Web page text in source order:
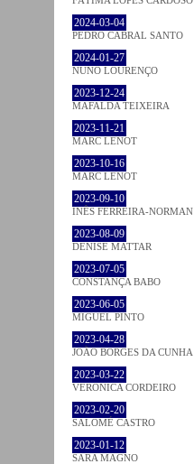
2024-03-04
PEDRO CABRAL SANTO
2024-01-27
NUNO LOURENÇO
2023-12-24
MAFALDA TEIXEIRA
2023-11-21
MARC LENOT
2023-10-16
MARC LENOT
2023-09-10
INÊS FERREIRA-NORMAN
2023-08-09
DENISE MATTAR
2023-07-05
CONSTANÇA BABO
2023-06-05
MIGUEL PINTO
2023-04-28
JOÃO BORGES DA CUNHA
2023-03-22
VERONICA CORDEIRO
2023-02-20
SALOMÉ CASTRO
2023-01-12
SARA MAGNO